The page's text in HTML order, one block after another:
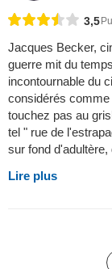
3,5
Jacques Becker,
guerre mit du
incontournable du
considérés
touchez pas au
tel " rue de
sur fond
Lire plus